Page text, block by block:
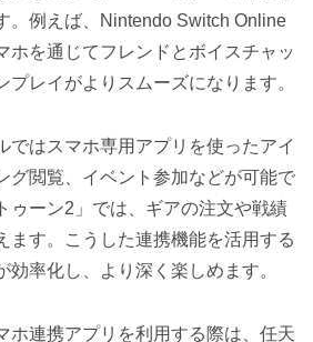
。例えば、Nintendo Switch Online
ホを通じてフレンドとボイスチャッ
プレイがよりスムーズになります。
ではスマホ専用アプリを使ったアイ
グ閲覧、イベント参加などが可能で
ゥーン2」では、ギアの注文や戦績
ます。こうした連携機能を活用する
効率化し、より深く楽しめます。
ホ連携アプリを利用する際は、任天